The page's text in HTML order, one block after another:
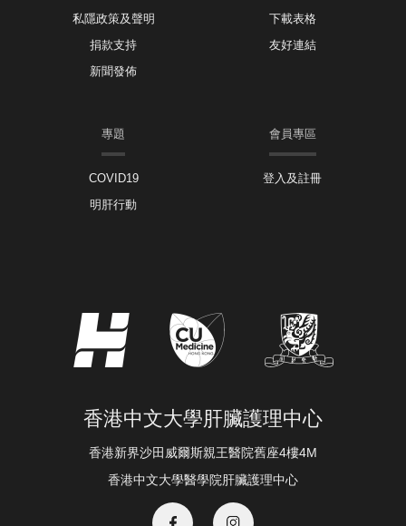
私隱政策及聲明
捐款支持
新聞發佈
下載表格
友好連結
專題
COVID19
明肝行動
會員專區
登入及註冊
香港中文大學肝臟護理中心
香港新界沙田威爾斯親王醫院舊座4樓4M
香港中文大學醫學院肝臟護理中心